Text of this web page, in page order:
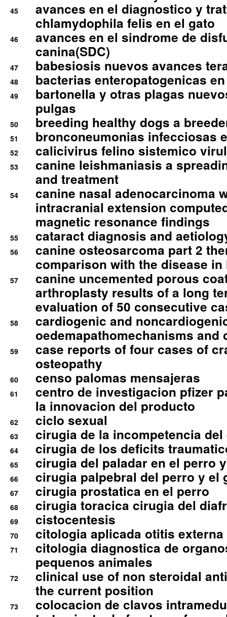
45
avances en el diagnostico y
chlamydophila felis en el gato
46
avances en el sindrome de
canina(SDC)
47 babesiosis nuevos avances
48 bacterias enteropatogenicas
49
bartonella y otras plagas
pulgas
50 breeding healthy dogs a
51 bronconeumonias infecciosas
52 calicivirus felino sistemico
53
canine leishmaniasis a
and treatment
54
canine nasal adenocarcinoma
intracranial extension
magnetic resonance findings
55 cataract diagnosis and
56
canine osteosarcoma part 2
comparison with the disease in
57
canine uncemented porous
arthroplasty results of a long
evaluation of 50 consecutive
58
cardiogenic and
oedemapathomechanisms and
59
case reports of four cases of
osteopathy
60 censo palomas mensajeras
61
centro de investigacion pfizer
la innovacion del producto
62 ciclo sexual
63 cirugia de la incompetencia
64 cirugia de los deficits
65 cirugia del paladar en el perro
66 cirugia palpebral del perro y el
67 cirugia prostatica en el perro
68 cirugia toracica cirugia del
69 cistocentesis
70 citologia aplicada otitis externa
71
citologia diagnostica de
pequenos animales
72
clinical use of non steroidal
the current position
73
colocacion de clavos